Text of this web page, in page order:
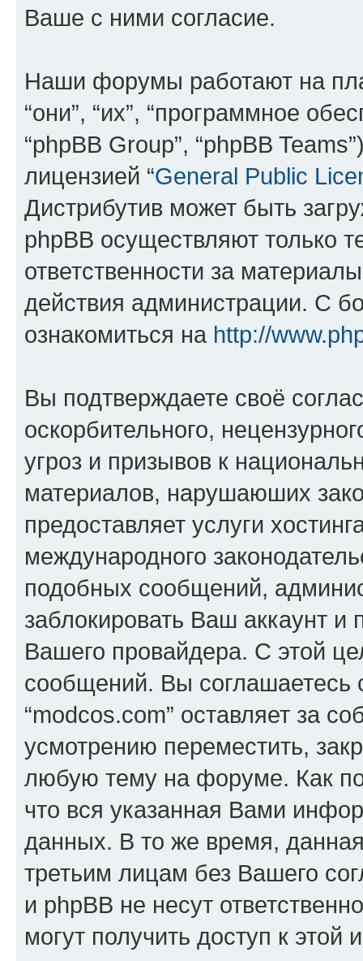
Ваше с ними согласие.
Наши форумы работают на
“они”, “их”, “программное
“phpBB Group”, “phpBB
лицензией “General Public
Дистрибутив может быть
phpBB осуществляют только
ответственности за
действия администрации. С
ознакомиться на http://
Вы подтверждаете своё
оскорбительного,
угроз и призывов к
материалов, нарушаюших
предоставляет услуги
международного
подобных сообщений,
заблокировать Ваш аккаунт и
Вашего провайдера. С этой
сообщений. Вы соглашаетесь
“modcos.com” оставляет за
усмотрению переместить,
любую тему на форуме. Как
что вся указанная Вами
данных. В то же время,
третьим лицам без Вашего
и phpBB не несут
могут получить доступ к